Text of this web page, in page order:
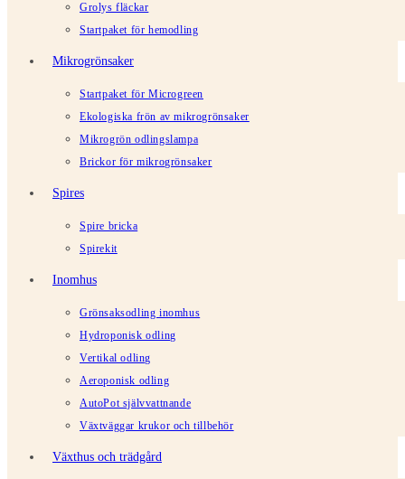
Grolys fläckar
Startpaket för hemodling
Mikrogrönsaker
Startpaket för Microgreen
Ekologiska frön av mikrogrönsaker
Mikrogrön odlingslampa
Brickor för mikrogrönsaker
Spires
Spire bricka
Spirekit
Inomhus
Grönsaksodling inomhus
Hydroponisk odling
Vertikal odling
Aeroponisk odling
AutoPot självvattnande
Växtväggar krukor och tillbehör
Växthus och trädgård